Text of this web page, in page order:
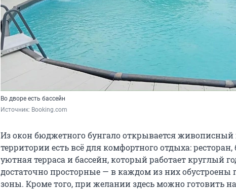
Во дворе есть бассейн
Источник: Booking.com
Из окон бюджетного бунгало открывается живописный
территории есть всё для комфортного отдыха:
уютная терраса и бассейн, который работает круглый
достаточно просторные — в каждом из них обустроены
зоны. Кроме того, при желании здесь можно готовить